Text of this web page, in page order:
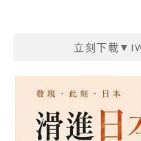
立刻下載